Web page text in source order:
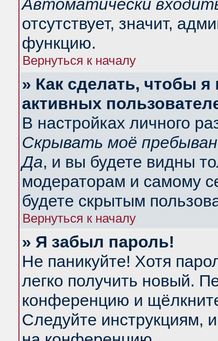
Автоматически
отсутствует, значит,
функцию.
Вернуться к началу
» Как сделать, чтобы
активных
В настройках личного
Скрывать моё
Да, и вы будете видны
модераторам и самому
будете скрытым
Вернуться к началу
» Я забыл пароль!
Не паникуйте! Хотя
легко получить новый.
конференцию и
Следуйте инструкциям,